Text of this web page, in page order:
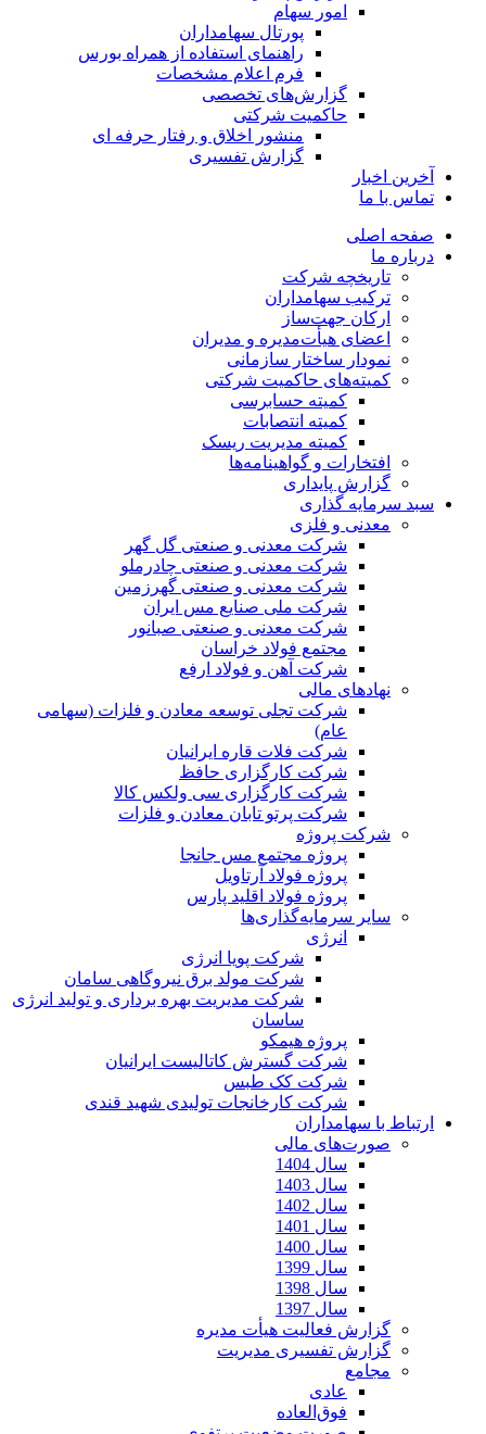
امور سهام
پورتال سهامداران
راهنمای استفاده از همراه بورس
فرم اعلام مشخصات
گزارش‌های تخصصی
حاکمیت شرکتی
منشور اخلاق و رفتار حرفه­ ای
گزارش تفسیری
آخرین اخبار
تماس با ما
صفحه اصلی
درباره ما
تاریخچه شرکت
ترکیب سهامداران
ارکان جهت‌ساز
اعضای هیأت‌مدیره و مدیران
نمودار ساختار سازمانی
کمیته‌های حاکمیت شرکتی
کمیته حسابرسی
کمیته انتصابات
کمیته مدیریت ریسک
افتخارات و گواهینامه‌ها
گزارش پایداری
سبد سرمایه گذاری
معدنی و فلزی
شرکت معدنی و صنعتی گل گهر
شرکت معدنی و صنعتی چادرملو
شرکت معدنی و صنعتی گهرزمین
شرکت ملی صنایع مس ایران
شرکت معدنی و صنعتی صبانور
مجتمع فولاد خراسان
شرکت آهن و فولاد ارفع
نهادهای مالی
شرکت تجلی توسعه معادن و فلزات (سهامی
عام)
شرکت فلات قاره ایرانیان
شرکت کارگزاری حافظ
شرکت کارگزاری سی ولکس کالا
شرکت پرتو تابان معادن و فلزات
شرکت پروژه
پروژه مجتمع مس جانجا
پروژه فولاد آرتاویل
پروژه فولاد اقلید پارس
سایر سرمایه‌گذاری‌ها
انرژی
شرکت پویا انرژی
شرکت مولد برق نیروگاهی سامان
شرکت مدیریت بهره برداری و تولید انرژی
ساسان
پروژه هیمکو
شرکت گسترش کاتالیست ایرانیان
شرکت کک طبس
شرکت کارخانجات تولیدی شهید قندی
ارتباط با سهامداران
صورت‌های مالی
سال 1404
سال 1403
سال 1402
سال 1401
سال 1400
سال 1399
سال 1398
سال 1397
گزارش فعالیت هیأت مدیره
گزارش تفسیری مدیریت
مجامع
عادی
فوق‌العاده